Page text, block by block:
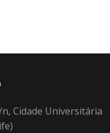
Cidade Universitária